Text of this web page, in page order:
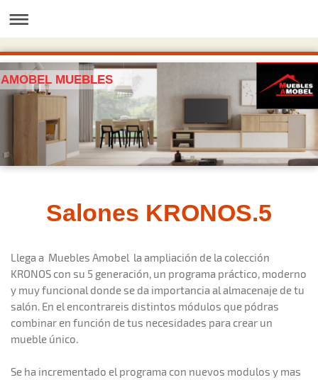
AMOBEL MUEBLES
Salones KRONOS.5
Llega a Muebles Amobel la ampliación de la colección
KRONOS con su 5 generación, un programa práctico, moderno
y muy funcional donde se da importancia al almacenaje de tu
salón. En el encontrareis distintos módulos que pódras
combinar en función de tus necesidades para crear un
mueble único.
Se ha incrementado el programa con nuevos modulos y mas